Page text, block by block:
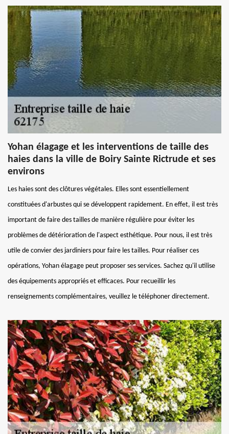
Yohan élagage et les interventions de taille des
haies dans la ville de Boiry Sainte Rictrude et ses
environs
Les haies sont des clôtures végétales. Elles sont essentiellement
constituées d'arbustes qui se développent rapidement. En effet, il est très
important de faire des tailles de manière régulière pour éviter les
problèmes de détérioration de l'aspect esthétique. Pour nous, il est très
utile de convier des jardiniers pour faire les tailles. Pour réaliser ces
opérations, Yohan élagage peut proposer ses services. Sachez qu'il utilise
des équipements appropriés et efficaces. Pour recueillir les
renseignements complémentaires, veuillez le téléphoner directement.